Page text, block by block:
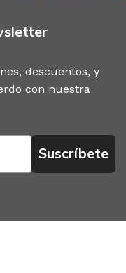
descuentos, y
con nuestra
Suscríbete